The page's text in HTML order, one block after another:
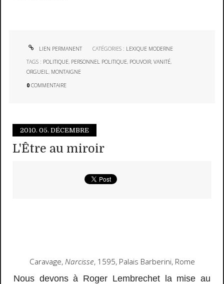
LIEN PERMANENT CATÉGORIES : LEXIQUE MODERNE
TAGS : POLITIQUE, PERSONNEL POLITIQUE, POUVOIR,VANITÉ,
ORGUEIL, MONTAIGNE
0 COMMENTAIRE
2010. 05. DÉCEMBRE
L'Être au miroir
Caravage,Narcisse, 1595, Palais Barberini, Rome
Nous devons à Roger Lembrechet la mise au